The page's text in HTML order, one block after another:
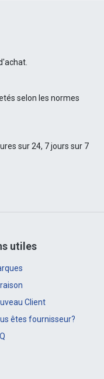
selon les normes
sur 24, 7 jours sur 7
utiles
Client
êtes fournisseur?